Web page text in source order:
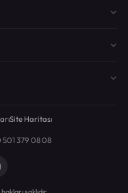
Site Haritası
501 379 08 08